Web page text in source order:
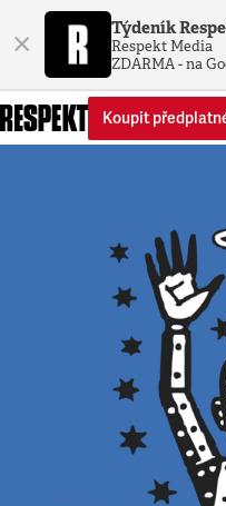
× Týdeník
Respekt Media
ZDARMA - na
Koupit